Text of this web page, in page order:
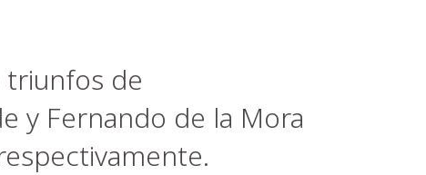
triunfos de
y Fernando de la Mora